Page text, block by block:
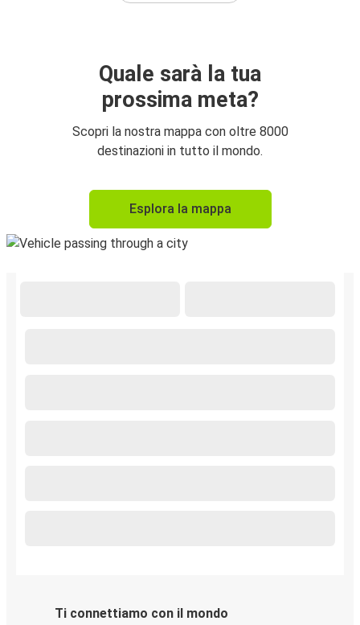
Quale sarà la tua
prossima meta?
Scopri la nostra mappa con oltre 8000
destinazioni in tutto il mondo.
Esplora la mappa
Ti connettiamo con il mondo